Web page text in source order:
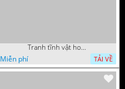
Tranh tĩnh vật hoa quả sơn dầu trang trí phòng ngủ
Miễn phí
TẢI VỀ